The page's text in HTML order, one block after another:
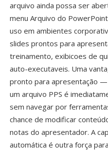
arquivo ainda possa ser
menu Arquivo do
uso em ambientes
slides prontos para
treinamento, exibicoes de
auto-executaveis. Uma
pronto para apresentação
um arquivo PPS é
sem navegar por
chance de modificar
notas do apresentador. A
automática é outra força